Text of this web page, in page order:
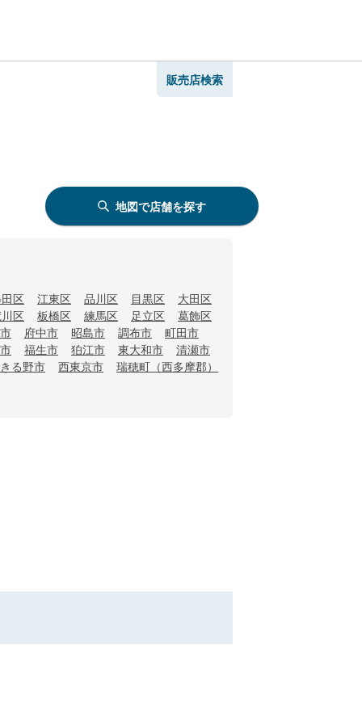
販売店検索
地図で店舗を探す
区 江東区 品川区 目黒区
大田区
区
板橋区 練馬区 足立区
葛飾区
府中市 昭島市 調布市
町田市
福生市 狛江市 東大和市
清瀬市
る野市
西東京市 瑞穂町（西多摩郡）